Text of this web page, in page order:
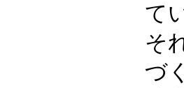
て
そ
づ